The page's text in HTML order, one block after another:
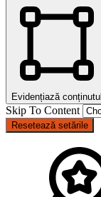
Evidențiază conținutul
Skip To Content
Resetează setările